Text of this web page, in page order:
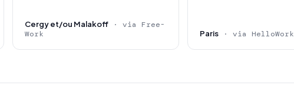
agence ou produit IA appréciée
Cergy et/ou Malakoff
· via Free-
Work
Paris · via HelloWork